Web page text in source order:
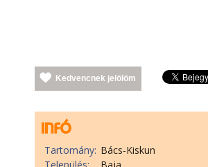
Kedvencnek jelölöm
Tartomány: Bács-Kiskun